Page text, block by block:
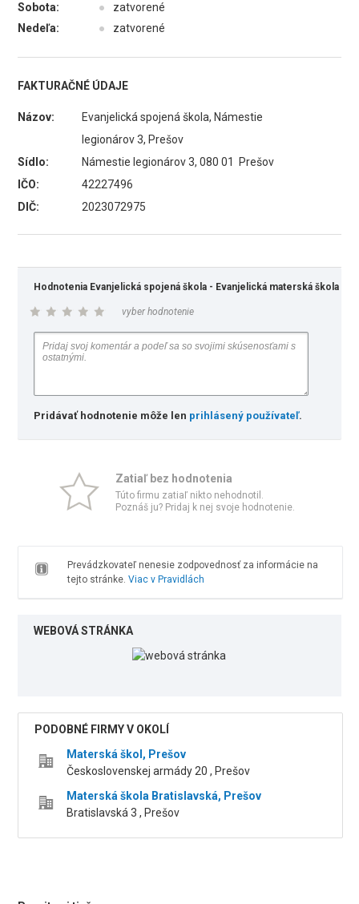
Sobota: ●
zatvorené
Nedeľa:
● zatvorené
FAKTURAČNÉ ÚDAJE
Názov:
Evanjelická spojená škola, Námestie
legionárov 3, Prešov
Sídlo:
Námestie legionárov 3, 080 01 Prešov
IČO:
42227496
DIČ:
2023072975
Hodnotenia Evanjelická spojená škola - Evanjelická materská škola
vyber hodnotenie
Pridávať hodnotenie môže len prihlásený používateľ.
Zatiaľ bez hodnotenia
Túto firmu zatiaľ nikto nehodnotil.
Poznáš ju? Pridaj k nej svoje hodnotenie.
Prevádzkovateľ nenesie zodpovednosť za informácie na
tejto stránke. Viac v Pravidlách
WEBOVÁ STRÁNKA
PODOBNÉ FIRMY V OKOLÍ
Materská škol, Prešov
Československej armády 20 , Prešov
Materská škola Bratislavská, Prešov
Bratislavská 3 , Prešov